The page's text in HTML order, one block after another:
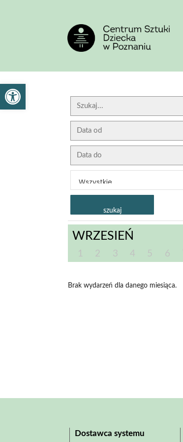
Otwórz pasek narzędzi
<'
WRZESIEŃ
1 2 3 4 5 6
Brak wydarzeń dla danego miesiąca.
Dostawca systemu